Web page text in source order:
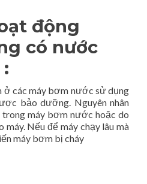
động
có nước
ở các máy bơm nước sử dụng
bảo dưỡng. Nguyên nhân
máy bơm nước hoặc do
máy. Nếu để máy chạy lâu mà
máy bơm bị cháy